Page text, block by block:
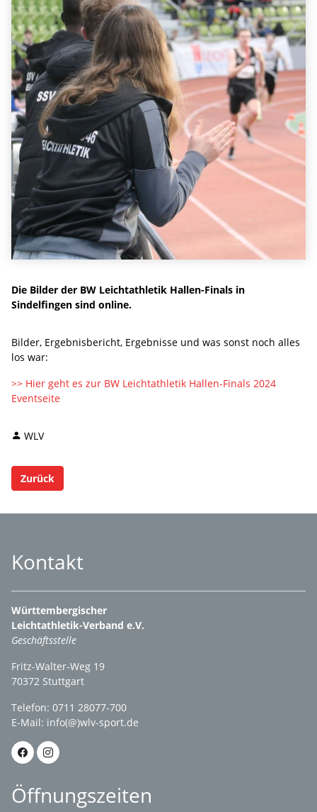
Die Bilder der BW Leichtathletik Hallen-Finals in
Sindelfingen sind online.
Bilder, Ergebnisbericht, Ergebnisse und was sonst noch alles
los war:
>> Hier geht es zur BW Leichtathletik Hallen-Finals 2024
Eventseite
WLV
Zurück
Kontakt
Württembergischer
Leichtathletik-Verband e.V.
Geschäftsstelle
Fritz-Walter-Weg 19
70372 Stuttgart
Telefon: 0711 28077-700
E-Mail: info(@)wlv-sport.de
Öffnungszeiten